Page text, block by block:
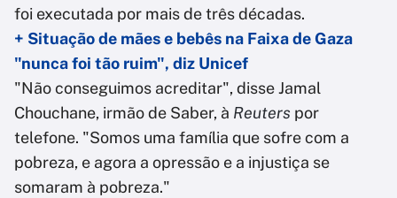
foi executada por mais de três décadas.
+ Situação de mães e bebês na Faixa de Gaza
"nunca foi tão ruim", diz Unicef
"Não conseguimos acreditar", disse Jamal
Chouchane, irmão de Saber, à Reuters por
telefone. "Somos uma família que sofre com a
pobreza, e agora a opressão e a injustiça se
somaram à pobreza."